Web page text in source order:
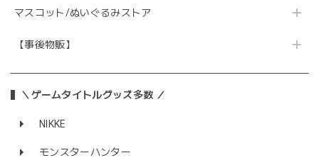
マスコット/ぬいぐるみストア
【事後物販】
＼ゲームタイトルグッズ多数 ／
NIKKE
モンスターハンター